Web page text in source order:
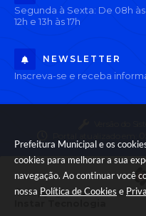
Prefeitura Municipal e os
cookies para melhorar a sua
navegação. Ao continuar você
nossa Política de Cookies e
Segunda à Sexta: De 08h às
12h e 13h às 17h
NEWSLETTER
Inscreva-se e receba
© Copyright Instar - 2006-